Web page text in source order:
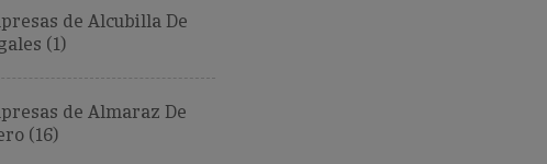
de Alcubilla De
(1)
de Almaraz De
(16)